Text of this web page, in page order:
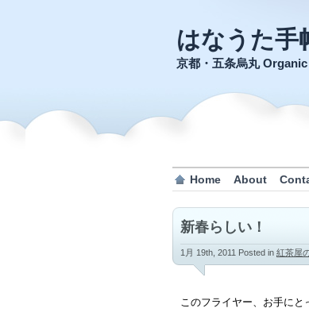
はなうた手
京都・五条烏丸
Home About
新春らしい！
1月 19th, 2011 Posted in 紅茶屋
このフライヤー、お手にと